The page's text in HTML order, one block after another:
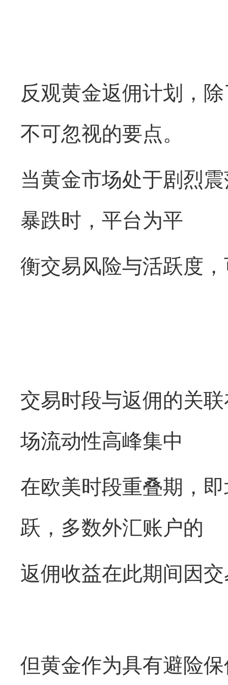
反观黄金返佣计划，
不可忽视的要点。
当黄金市场处于剧烈
暴跌时，平台为平
衡交易风险与活跃度
交易时段与返佣的关
场流动性高峰集中
在欧美时段重叠期，
跃，多数外汇账户的
返佣收益在此期间因
但黄金作为具有避险